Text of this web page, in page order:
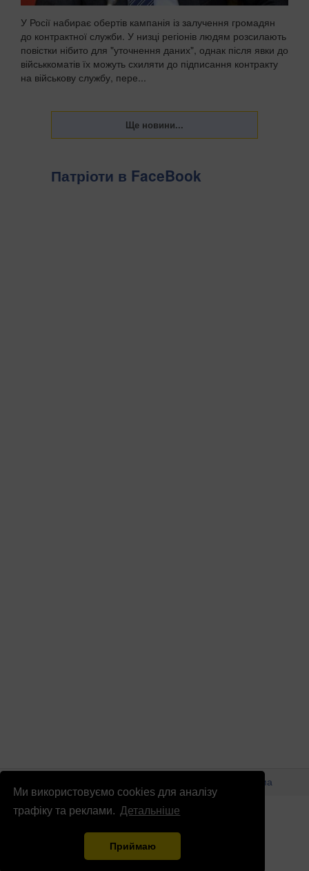
Ми використовуємо cookies для аналізу
трафіку та реклами. Детальніше
Приймаю
У Росії набирає обертів кампанія із залучення громадян
до контрактної служби. У низці регіонів людям розсилають
повістки нібито для "уточнення даних", однак після явки до
військкоматів їх можуть схиляти до підписання контракту
на військову службу, пере...
Патріоти в FaceBook
Реклама
info@patrioty.org.ua